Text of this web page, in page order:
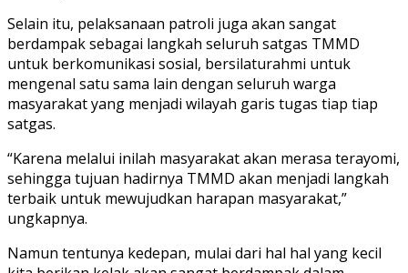
Selain itu, pelaksanaan patroli juga akan sangat
berdampak sebagai langkah seluruh satgas TMMD
untuk berkomunikasi sosial, bersilaturahmi untuk
mengenal satu sama lain dengan seluruh warga
masyarakat yang menjadi wilayah garis tugas tiap tiap
satgas.
“Karena melalui inilah masyarakat akan merasa terayomi,
sehingga tujuan hadirnya TMMD akan menjadi langkah
terbaik untuk mewujudkan harapan masyarakat,”
ungkapnya.
Namun tentunya kedepan, mulai dari hal hal yang kecil